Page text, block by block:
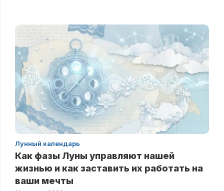
Лунный календарь
Как фазы Луны управляют нашей
жизнью и как заставить их работать на
ваши мечты